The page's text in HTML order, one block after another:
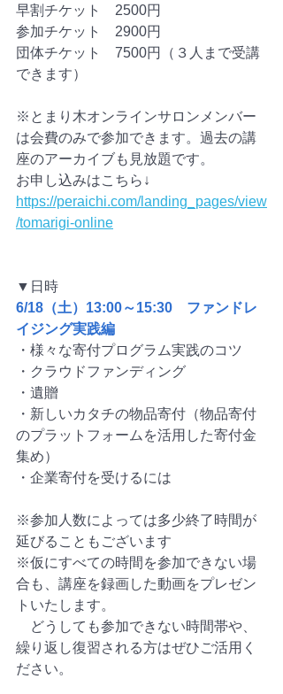
早割チケット　2500円
参加チケット　2900円
団体チケット　7500円（３人まで受講
できます）
※とまり木オンラインサロンメンバー
は会費のみで参加できます。過去の講
座のアーカイブも見放題です。
お申し込みはこちら↓
https://peraichi.com/landing_pages/view
/tomarigi-online
▼日時
6/18（土）13:00～15:30　ファンドレ
イジング実践編
・様々な寄付プログラム実践のコツ
・クラウドファンディング
・遺贈
・新しいカタチの物品寄付（物品寄付
のプラットフォームを活用した寄付金
集め）
・企業寄付を受けるには
※参加人数によっては多少終了時間が
延びることもございます
※仮にすべての時間を参加できない場
合も、講座を録画した動画をプレゼン
トいたします。
どうしても参加できない時間帯や、
繰り返し復習される方はぜひご活用く
ださい。